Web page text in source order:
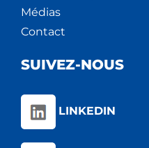
Médias
Contact
SUIVEZ-NOUS
LINKEDIN